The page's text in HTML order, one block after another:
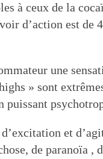
à ceux de la
d’action est
une
» sont
puissant
et
de paranoïa